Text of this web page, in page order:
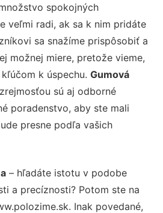
spokojných
veľmi radi, ak sa k nim pridáte
sa snažíme prispôsobiť a
možnej miere, pretože vieme,
k úspechu. Gumová
sú aj odborné
poradenstvo, aby ste mali
presne podľa vašich
– hľadáte istotu v podobe
a precíznosti? Potom ste na
Inak povedané,